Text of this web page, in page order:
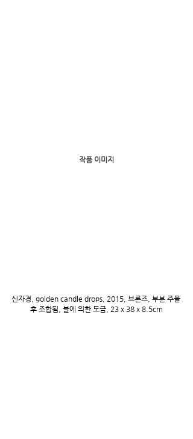
작품 이미지
신자경, golden candle drops, 2015, 브론즈, 부분 주물
후 조합됨, 불에 의한 도금, 23 x 38 x 8.5cm